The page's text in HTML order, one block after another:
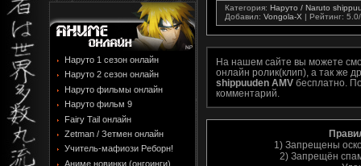
Наруто 1 сезон онлайн
Наруто 2 сезон онлайн
Наруто фильмы онлайн
Наруто фильм 9
Fairy Tail онлайн
Zetman / Зетмен онлайн
Учитель-мафиози Реборн!
Аниме новинки (онгоинги)
Категория: Наруто / Naruto
Добавил: Vongola-X | Рейтинг: 5.0/
На нашем сайте вы можете
онлайн ролик(клип), а так же
shippuuden AMV бесплатно.
комментарий.
1) Запрещены
2) Запрещён